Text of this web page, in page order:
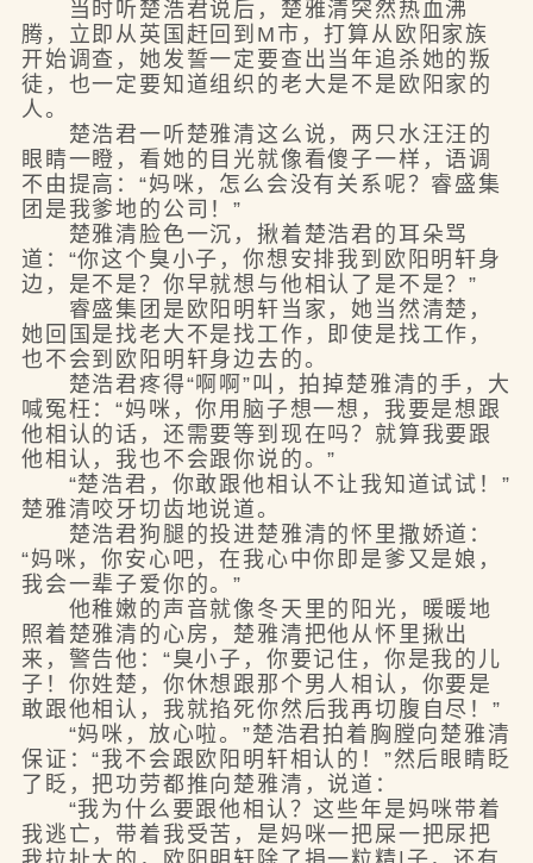
当时听楚浩君说后，楚雅清突然热血沸
腾，立即从英国赶回到M市，打算从欧阳家族
开始调查，她发誓一定要查出当年追杀她的叛
徒，也一定要知道组织的老大是不是欧阳家的
人。
楚浩君一听楚雅清这么说，两只水汪汪的
眼睛一瞪，看她的目光就像看傻子一样，语调
不由提高：“妈咪，怎么会没有关系呢？睿盛集
团是我爹地的公司！”
楚雅清脸色一沉，揪着楚浩君的耳朵骂
道：“你这个臭小子，你想安排我到欧阳明轩身
边，是不是？你早就想与他相认了是不是？”
睿盛集团是欧阳明轩当家，她当然清楚，
她回国是找老大不是找工作，即使是找工作，
也不会到欧阳明轩身边去的。
楚浩君疼得“啊啊”叫，拍掉楚雅清的手，大
喊冤枉：“妈咪，你用脑子想一想，我要是想跟
他相认的话，还需要等到现在吗？就算我要跟
他相认，我也不会跟你说的。”
“楚浩君，你敢跟他相认不让我知道试试！”
楚雅清咬牙切齿地说道。
楚浩君狗腿的投进楚雅清的怀里撒娇道：
“妈咪，你安心吧，在我心中你即是爹又是娘，
我会一辈子爱你的。”
他稚嫩的声音就像冬天里的阳光，暖暖地
照着楚雅清的心房，楚雅清把他从怀里揪出
来，警告他：“臭小子，你要记住，你是我的儿
子！你姓楚，你休想跟那个男人相认，你要是
敢跟他相认，我就掐死你然后我再切腹自尽！”
“妈咪，放心啦。”楚浩君拍着胸膛向楚雅清
保证：“我不会跟欧阳明轩相认的！”然后眼睛眨
了眨，把功劳都推向楚雅清，说道：
“我为什么要跟他相认？这些年是妈咪带着
我逃亡，带着我受苦，是妈咪一把屎一把尿把